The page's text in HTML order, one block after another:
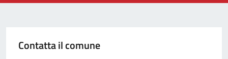
Contatta il comune